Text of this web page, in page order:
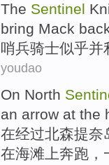
The Sentinel
bring Mack
哨兵骑士似乎并
youdao
On North
an arrow at the
在经过北森提奈
在海滩上奔跑